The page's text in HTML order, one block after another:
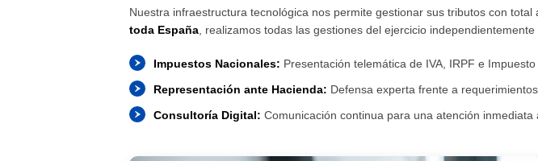
Nuestra infraestructura tecnológica nos permite gestionar sus tributos con total
toda España , realizamos todas las gestiones del ejercicio
Impuestos Nacionales: Presentación telemática de IVA, IRPF e Impuesto
Representación ante Hacienda: Defensa experta frente a
Consultoría Digital: Comunicación continua para una atención inmediata